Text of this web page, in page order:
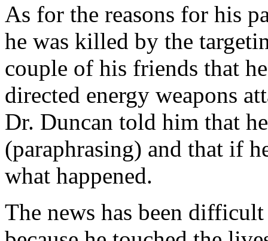
As for the reasons for his
he was killed by the
couple of his friends that
directed energy weapons
Dr. Duncan told him that
(paraphrasing) and that if
what happened.
The news has been